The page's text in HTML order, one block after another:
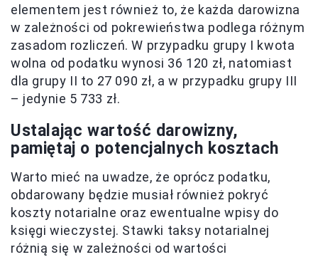
elementem jest również to, że każda darowizna
w zależności od pokrewieństwa podlega różnym
zasadom rozliczeń. W przypadku grupy I kwota
wolna od podatku wynosi 36 120 zł, natomiast
dla grupy II to 27 090 zł, a w przypadku grupy III
– jedynie 5 733 zł.
Ustalając wartość darowizny,
pamiętaj o potencjalnych kosztach
Warto mieć na uwadze, że oprócz podatku,
obdarowany będzie musiał również pokryć
koszty notarialne oraz ewentualne wpisy do
księgi wieczystej. Stawki taksy notarialnej
różnią się w zależności od wartości